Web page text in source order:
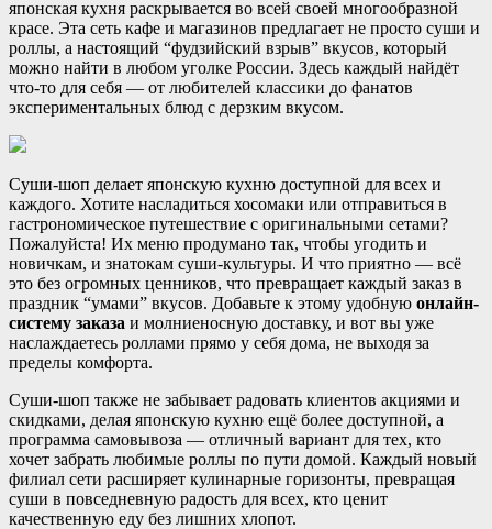
японская кухня раскрывается во всей своей многообразной
красе. Эта сеть кафе и магазинов предлагает не просто суши и
роллы, а настоящий “фудзийский взрыв” вкусов, который
можно найти в любом уголке России. Здесь каждый найдёт
что-то для себя — от любителей классики до фанатов
экспериментальных блюд с дерзким вкусом.
Суши-шоп делает японскую кухню доступной для всех и
каждого. Хотите насладиться хосомаки или отправиться в
гастрономическое путешествие с оригинальными сетами?
Пожалуйста! Их меню продумано так, чтобы угодить и
новичкам, и знатокам суши-культуры. И что приятно — всё
это без огромных ценников, что превращает каждый заказ в
праздник “умами” вкусов. Добавьте к этому удобную онлайн-
систему заказа и молниеносную доставку, и вот вы уже
наслаждаетесь роллами прямо у себя дома, не выходя за
пределы комфорта.
Суши-шоп также не забывает радовать клиентов акциями и
скидками, делая японскую кухню ещё более доступной, а
программа самовывоза — отличный вариант для тех, кто
хочет забрать любимые роллы по пути домой. Каждый новый
филиал сети расширяет кулинарные горизонты, превращая
суши в повседневную радость для всех, кто ценит
качественную еду без лишних хлопот.